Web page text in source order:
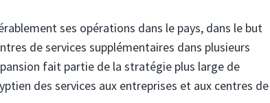
ses opérations dans le pays, dans le but
de services supplémentaires dans plusieurs
fait partie de la stratégie plus large de
des services aux entreprises et aux centres de